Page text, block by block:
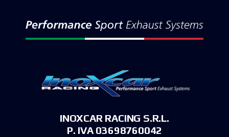
INOXCAR RACING S.R.L.
P. IVA 03698760042